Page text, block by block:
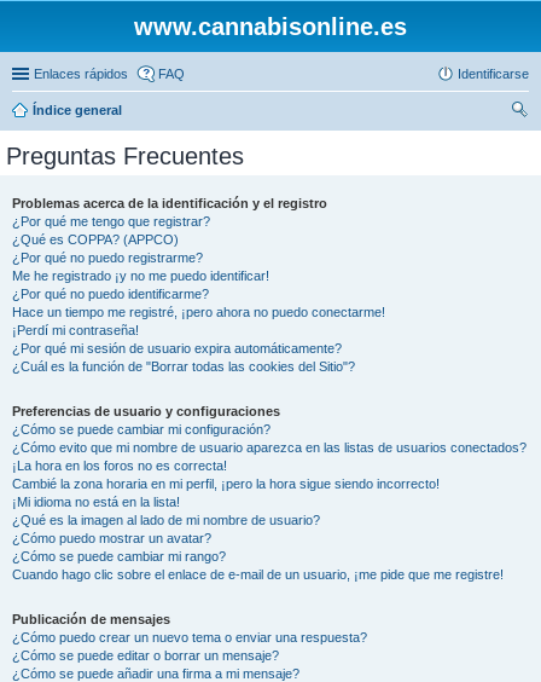
www.cannabisonline.es
Enlaces rápidos FAQ Identificarse
Índice general
Preguntas Frecuentes
Problemas acerca de la identificación y el registro
¿Por qué me tengo que registrar?
¿Qué es COPPA? (APPCO)
¿Por qué no puedo registrarme?
Me he registrado ¡y no me puedo identificar!
¿Por qué no puedo identificarme?
Hace un tiempo me registré, ¡pero ahora no puedo conectarme!
¡Perdí mi contraseña!
¿Por qué mi sesión de usuario expira automáticamente?
¿Cuál es la función de "Borrar todas las cookies del Sitio"?
Preferencias de usuario y configuraciones
¿Cómo se puede cambiar mi configuración?
¿Cómo evito que mi nombre de usuario aparezca en las listas de usuarios conectados?
¡La hora en los foros no es correcta!
Cambié la zona horaria en mi perfil, ¡pero la hora sigue siendo incorrecto!
¡Mi idioma no está en la lista!
¿Qué es la imagen al lado de mi nombre de usuario?
¿Cómo puedo mostrar un avatar?
¿Cómo se puede cambiar mi rango?
Cuando hago clic sobre el enlace de e-mail de un usuario, ¡me pide que me registre!
Publicación de mensajes
¿Cómo puedo crear un nuevo tema o enviar una respuesta?
¿Cómo se puede editar o borrar un mensaje?
¿Cómo se puede añadir una firma a mi mensaje?